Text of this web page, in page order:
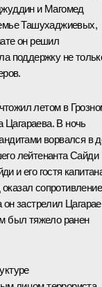
и Магомед
Ташухаджиевых,
он решил
поддержку не
летом в
Цагараева. В ночь
ворвался в
лейтенанта Сайди
и его гостя
сопротивление
застрелил
был тяжело ранен